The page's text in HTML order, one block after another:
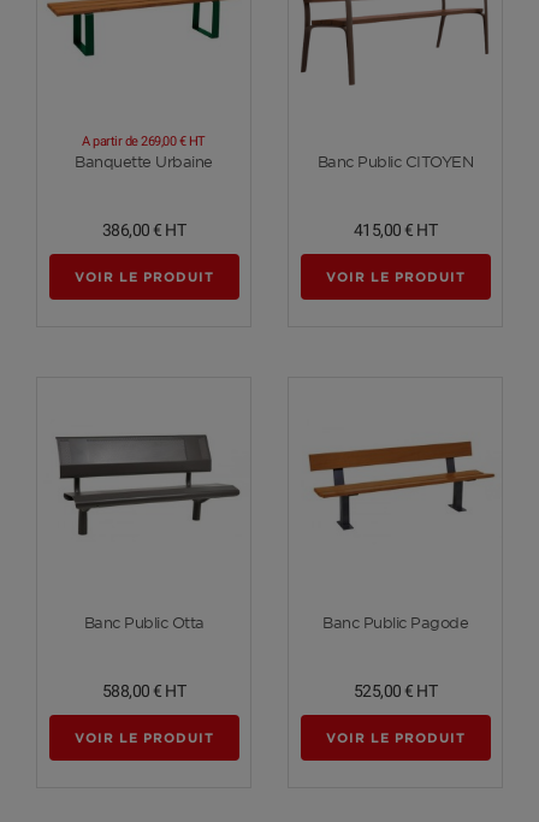
Voir plus
Banquette Urbaine
A partir de269,00 € HT
386,00 € HT
VOIR LE PRODUIT
Voir plus
Banc Public CITOYEN
415,00 € HT
VOIR LE PRODUIT
Voir plus
Banc Public Otta
588,00 € HT
VOIR LE PRODUIT
Voir plus
Banc Public Pagode
525,00 € HT
VOIR LE PRODUIT